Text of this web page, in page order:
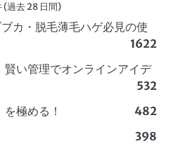
(過去 28 日間)
カ・脱毛薄毛ハゲ必見の使
1622
賢い管理でオンラインアイデ
532
極める！
482
398